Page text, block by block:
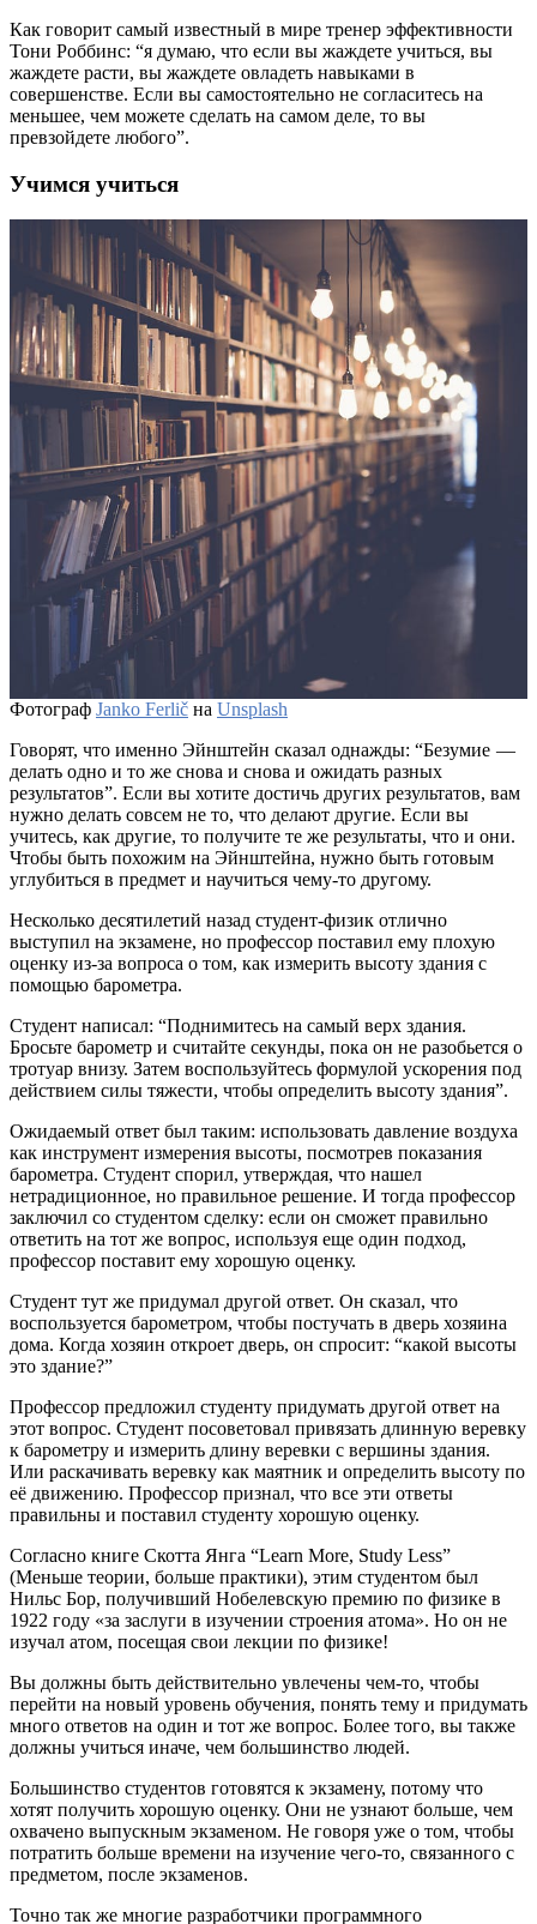
Как говорит самый известный в мире тренер эффективности
Тони Роббинс: “я думаю, что если вы жаждете учиться, вы
жаждете расти, вы жаждете овладеть навыками в
совершенстве. Если вы самостоятельно не согласитесь на
меньшее, чем можете сделать на самом деле, то вы
превзойдете любого”.
Учимся учиться
Фотограф Janko Ferlič на Unsplash
Говорят, что именно Эйнштейн сказал однажды: “Безумие —
делать одно и то же снова и снова и ожидать разных
результатов”. Если вы хотите достичь других результатов, вам
нужно делать совсем не то, что делают другие. Если вы
учитесь, как другие, то получите те же результаты, что и они.
Чтобы быть похожим на Эйнштейна, нужно быть готовым
углубиться в предмет и научиться чему-то другому.
Несколько десятилетий назад студент-физик отлично
выступил на экзамене, но профессор поставил ему плохую
оценку из-за вопроса о том, как измерить высоту здания с
помощью барометра.
Студент написал: “Поднимитесь на самый верх здания.
Бросьте барометр и считайте секунды, пока он не разобьется о
тротуар внизу. Затем воспользуйтесь формулой ускорения под
действием силы тяжести, чтобы определить высоту здания”.
Ожидаемый ответ был таким: использовать давление воздуха
как инструмент измерения высоты, посмотрев показания
барометра. Студент спорил, утверждая, что нашел
нетрадиционное, но правильное решение. И тогда профессор
заключил со студентом сделку: если он сможет правильно
ответить на тот же вопрос, используя еще один подход,
профессор поставит ему хорошую оценку.
Студент тут же придумал другой ответ. Он сказал, что
воспользуется барометром, чтобы постучать в дверь хозяина
дома. Когда хозяин откроет дверь, он спросит: “какой высоты
это здание?”
Профессор предложил студенту придумать другой ответ на
этот вопрос. Студент посоветовал привязать длинную веревку
к барометру и измерить длину веревки с вершины здания.
Или раскачивать веревку как маятник и определить высоту по
её движению. Профессор признал, что все эти ответы
правильны и поставил студенту хорошую оценку.
Согласно книге Скотта Янга “Learn More, Study Less”
(Меньше теории, больше практики), этим студентом был
Нильс Бор, получивший Нобелевскую премию по физике в
1922 году «за заслуги в изучении строения атома». Но он не
изучал атом, посещая свои лекции по физике!
Вы должны быть действительно увлечены чем-то, чтобы
перейти на новый уровень обучения, понять тему и придумать
много ответов на один и тот же вопрос. Более того, вы также
должны учиться иначе, чем большинство людей.
Большинство студентов готовятся к экзамену, потому что
хотят получить хорошую оценку. Они не узнают больше, чем
охвачено выпускным экзаменом. Не говоря уже о том, чтобы
потратить больше времени на изучение чего-то, связанного с
предметом, после экзаменов.
Точно так же многие разработчики программного